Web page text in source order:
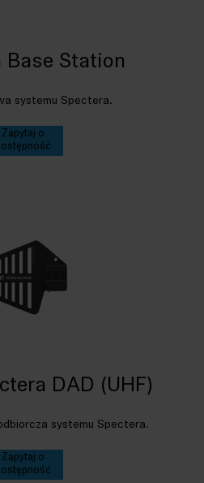
Base Station
systemu Spectera.
Zapytaj o
DAD (UHF)
systemu Spectera.
Zapytaj o